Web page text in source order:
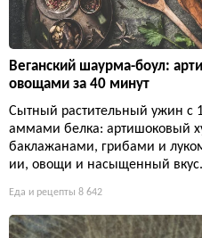
Веганский шаурма-боул:
овощами за 40 минут
Сытный растительный ужин с
аммами белка: артишоковый
баклажанами, грибами и
ии, овощи и насыщенный вкус.
Еда и рецепты 8 642